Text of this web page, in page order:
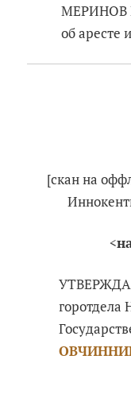
МЕРИНОВ
об аресте
[скан на
<
горотдела